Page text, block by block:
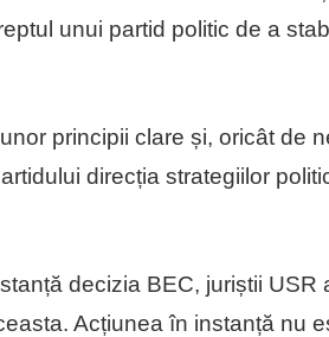
unui partid politic de a
principii clare și, oricât de
direcția strategiilor
decizia BEC, juriștii USR
Acțiunea în instanță nu